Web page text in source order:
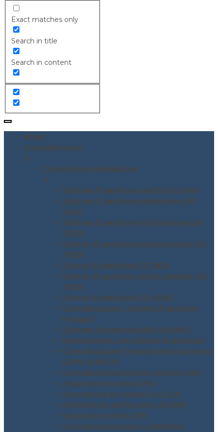
Exact matches only
Search in title
Search in content
Home
Consulenze per
▼
Consulenze Aziendali per
▼
Sistema di gestione qualità ISO 9001
Sistema di gestione ambientale ISO
14001
Sistema di gestione informazione ISO
27001
Sistemi di gestione anticorruzione ISO
37001
Sistemi di gestione ISO 3834
Sistemi di gestione rischio stradale ISO
39001
Sistemi di gestione ISO 45001
Consulenza per i Sistemi di gestione
integrati
Sistema di responsabilità SA 8000
Mantenimento dei Sistemi di gestione
Consulenza per il regolamento Europeo
GDPR 2016/679
Consulenza assunzione incarico ODV
Assunzione incarico DPO
Consulenza per piano H.A.C.C.P.
Affidamento dell’incarico di RSPP
Valutazione rischi DVR
Consulenza accesso a contributi